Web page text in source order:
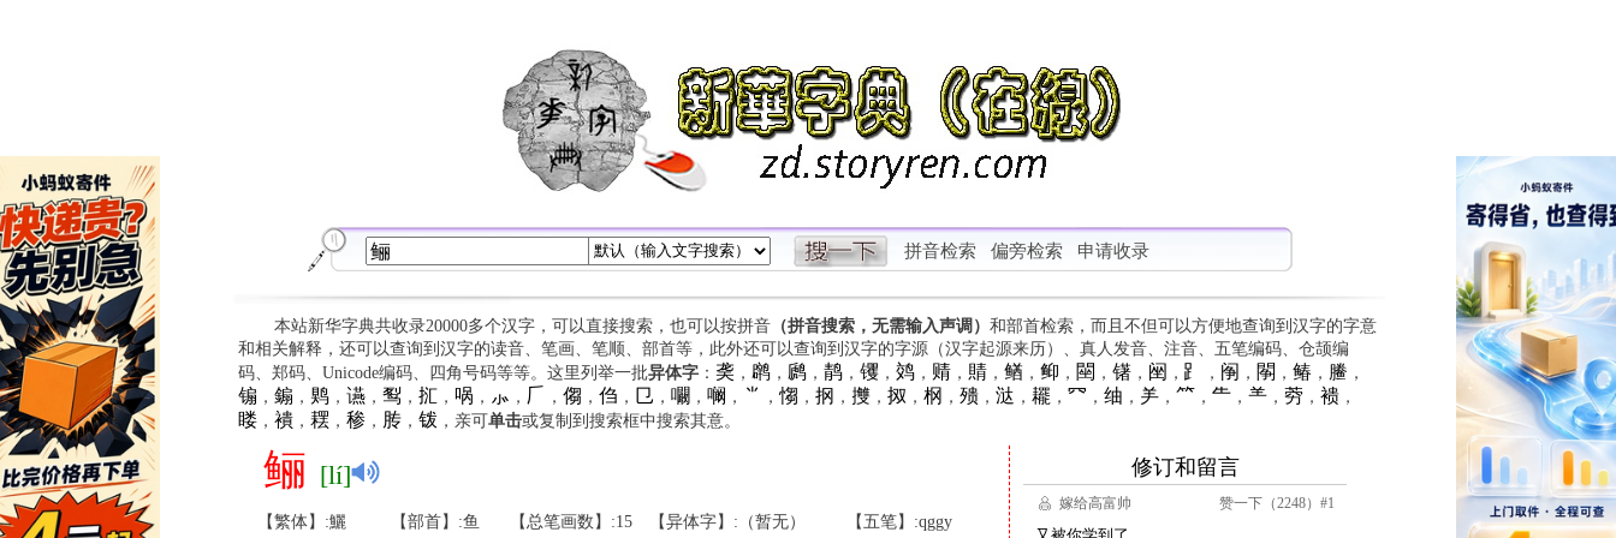
拼音检索 偏旁检索 申请收录
本站新华字典共收录20000多个汉字，可以直接搜索，也可以按拼音（拼音搜索，无需输入声调） 和部首检索，而且不但可以方便地查询到汉字的字意
和相关解释，还可以查询到汉字的读音、笔画、笔顺、部首等，此外还可以查询到汉字的字源（汉字起源来历）、真人发音、注音、五笔编码、仓颉编
码、郑码、Unicode编码、四角号码等等。这里列举一批异体字： 䶮 ， 䴙， 䴘， 䴖， 䦆， 䴔， 䞍， 䝼， 䲡 ， 䲟 ， 䦟 ， 䦃， 䦷 ， ⻊ ， 䦶 ， 䦛 ， 䲠 ， 䲢 ，
䦂 ， 䥇 ， 䴗， 䜩， 䴕， 㧟 ， 㖞 ， ⺗ ， 𠂆 ， 㑳 ， 㑇 ， 㔾 ， 㘚 ， 㘎 ， ⺌ ， 㥮 ， 㧏 ， 㩳， 㧐 ， 㭎 ， 㱮， 㳠 ， 䎱 ， ⺳ ， 䌷 ， ⺶， ⺮ ， ⺧， ⺷， 䓖， 䙌，
䁖， 䙡， 䎬 ， 䅟， 䏝， 䥽，亲可单击或复制到搜索框中搜索其意。
鲡 [lí]
【繁体】:鱺 【部首】:鱼 【总笔画数】:15 【异体字】:（暂无） 【五笔】:qggy